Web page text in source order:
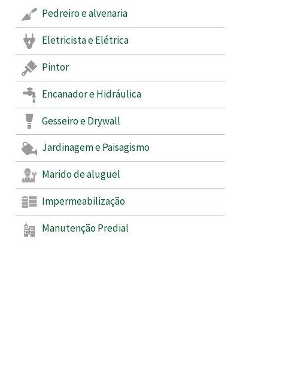
Pedreiro e alvenaria
Eletricista e Elétrica
Pintor
Encanador e Hidráulica
Gesseiro e Drywall
Jardinagem e Paisagismo
Marido de aluguel
Impermeabilização
Manutenção Predial